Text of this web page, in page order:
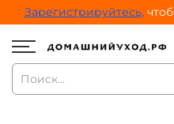
Зарегистрируйтесь,